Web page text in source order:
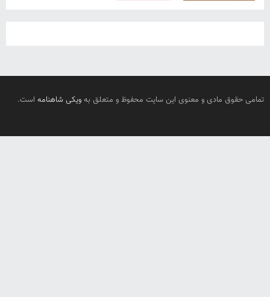
تمامی حقوق مادی و معنوی این سایت محفوظ و متعلق به ویکی شاهنامه است.